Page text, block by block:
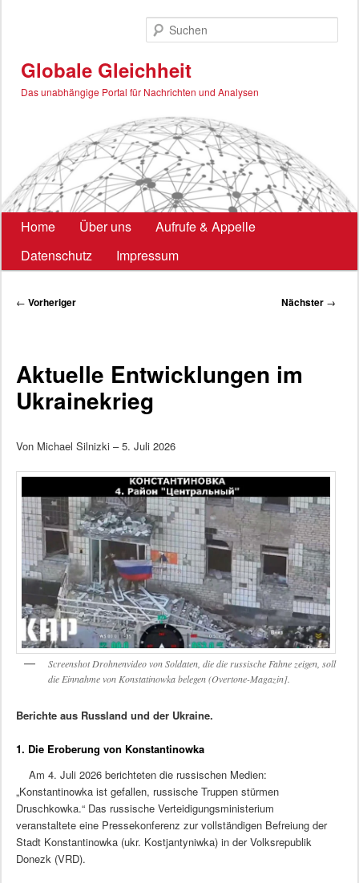
Globale Gleichheit
Das unabhängige Portal für Nachrichten und Analysen
Hauptmenü
Home Über uns
Aufrufe & Appelle
Datenschutz
Impressum
Beitragsnavigation
← Vorheriger Nächster →
Aktuelle Entwicklungen im
Ukrainekrieg
Von Michael Silnizki – 5. Juli 2026
Screenshot Drohnenvideo von Soldaten, die die russische Fahne zeigen, soll
die Einnahme von Konstatinowka belegen (Overtone-Magazin].
Berichte aus Russland und der Ukraine.
1. Die Eroberung von Konstantinowka
Am 4. Juli 2026 berichteten die russischen Medien:
„Konstantinowka ist gefallen, russische Truppen stürmen
Druschkowka.“ Das russische Verteidigungsministerium
veranstaltete eine Pressekonferenz zur vollständigen Befreiung der
Stadt Konstantinowka (ukr. Kostjantyniwka) in der Volksrepublik
Donezk (VRD).